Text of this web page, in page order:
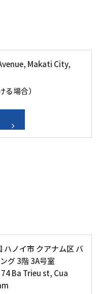
Makati City,
る場合）
ハノイ市 クアナム区 バ
グ 3階 3A号室
Ba Trieu st, Cua